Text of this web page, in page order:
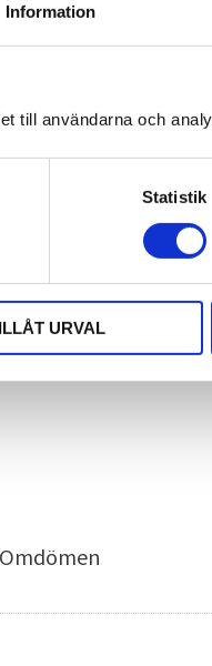
Information
till användarna och
Statistik
URVAL
Omdömen